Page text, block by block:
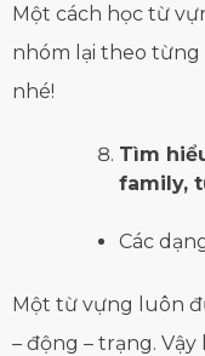
Một cách học từ
nhóm lại theo từng
nhé!
Tìm
family,
Các
Một từ vựng luôn
– động – trạng.